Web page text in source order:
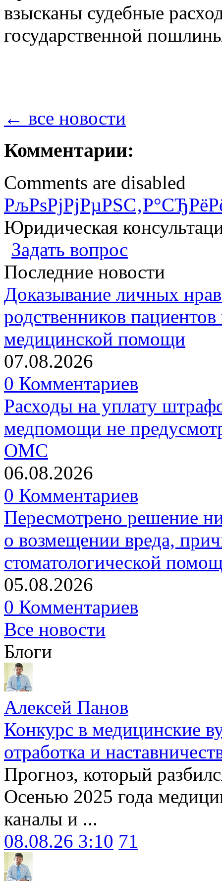
взысканы судебные
государственной
← все новости
Комментарии:
Comments are disabled
Юридическая
Задать вопрос
Последние новости
Доказывание личных
родственников
медицинской помощи
07.08.2026
0 Комментариев
Расходы на уплату
медпомощи не
ОМС
06.08.2026
0 Комментариев
Пересмотрено решение
о возмещении вреда,
стоматологической
05.08.2026
0 Комментариев
Все новости
Блоги
Алексей Панов
Конкурс в медицинские
отработка и
Прогноз, который
Осенью 2025 года
каналы и ...
08.08.26 3:10 71